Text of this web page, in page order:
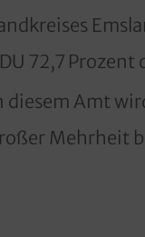
72,7
diesem Amt
Mehrheit